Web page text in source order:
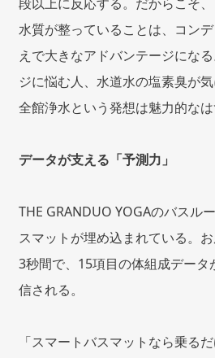
水質が整っていることは、コン
えで大きなアドバンテージにな
ジに悩む人、水道水の塩素臭が気
全館浄水という発想は魅力的なは
データが支える「予測力」
THE GRANDUO YOGAのバスル
スマットが埋め込まれている。
3秒間で、15項目の体組成データ
信される。
「スマートバスマットなら乗る